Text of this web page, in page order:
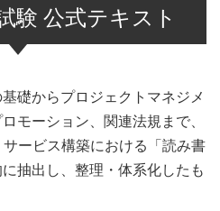
験 公式テキスト
礎からプロジェクトマネジメ
モーション、関連法規まで、
ービス構築における「読み書
抽出し、整理・体系化したも